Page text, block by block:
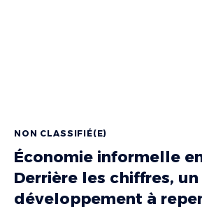
NON CLASSIFIÉ(E)
Économie informelle
Derrière les chiffres,
développement à